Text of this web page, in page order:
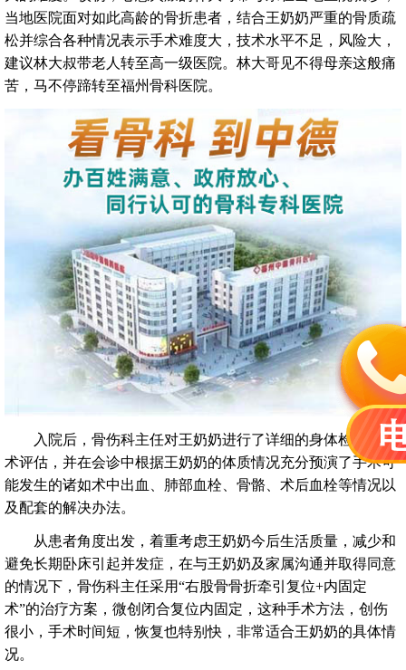
当地医院面对如此高龄的骨折患者，结合王奶奶严重的骨质疏
松并综合各种情况表示手术难度大，技术水平不足，风险大，
建议林大叔带老人转至高一级医院。林大哥见不得母亲这般痛
苦，马不停蹄转至福州骨科医院。
入院后，骨伤科主任对王奶奶进行了详细的身体检查和手
术评估，并在会诊中根据王奶奶的体质情况充分预演了手术可
能发生的诸如术中出血、肺部血栓、骨骼、术后血栓等情况以
及配套的解决办法。
从患者角度出发，着重考虑王奶奶今后生活质量，减少和
避免长期卧床引起并发症，在与王奶奶及家属沟通并取得同意
的情况下，骨伤科主任采用“右股骨骨折牵引复位+内固定
术”的治疗方案，微创闭合复位内固定，这种手术方法，创伤
很小，手术时间短，恢复也特别快，非常适合王奶奶的具体情
况。